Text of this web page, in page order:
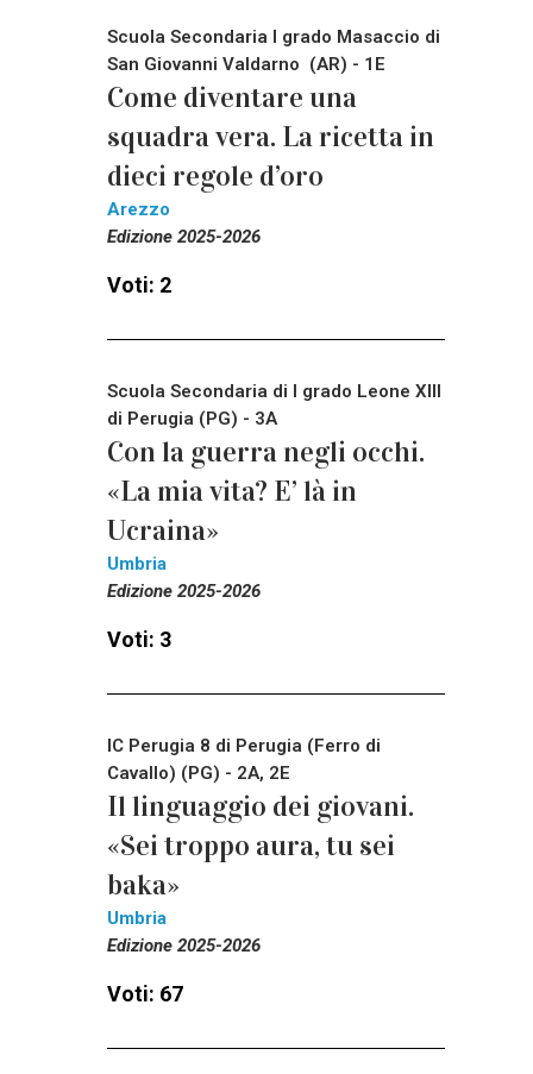
Scuola Secondaria I grado Masaccio di
San Giovanni Valdarno (AR) - 1E
Come diventare una
squadra vera. La ricetta in
dieci regole d’oro
Arezzo
Edizione 2025-2026
Voti: 2
Scuola Secondaria di I grado Leone XIII
di Perugia (PG) - 3A
Con la guerra negli occhi.
«La mia vita? E’ là in
Ucraina»
Umbria
Edizione 2025-2026
Voti: 3
IC Perugia 8 di Perugia (Ferro di
Cavallo) (PG) - 2A, 2E
Il linguaggio dei giovani.
«Sei troppo aura, tu sei
baka»
Umbria
Edizione 2025-2026
Voti: 67